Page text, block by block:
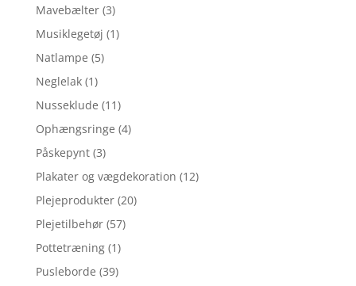
Mavebælter (3)
Musiklegetøj (1)
Natlampe (5)
Neglelak (1)
Nusseklude (11)
Ophængsringe (4)
Påskepynt (3)
Plakater og vægdekoration (12)
Plejeprodukter (20)
Plejetilbehør (57)
Pottetræning (1)
Pusleborde (39)